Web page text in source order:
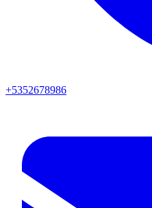
+5352678986